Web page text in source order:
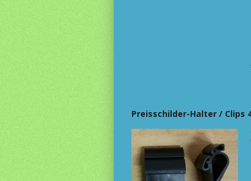
Preisschilder-Halter / Clips